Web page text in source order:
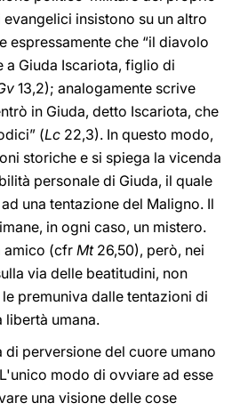
evangelici insistono su un altro
espressamente che “il diavolo
a Giuda Iscariota, figlio di
13,2); analogamente scrive
in Giuda, detto Iscariota, che
(Lc 22,3). In questo modo,
storiche e si spiega la vicenda
personale di Giuda, il quale
una tentazione del Maligno. Il
in ogni caso, un mistero.
amico (cfrMt26,50), però, nei
via delle beatitudini, non
premuniva dalle tentazioni di
libertà umana.
di perversione del cuore umano
modo di ovviare ad esse
una visione delle cose